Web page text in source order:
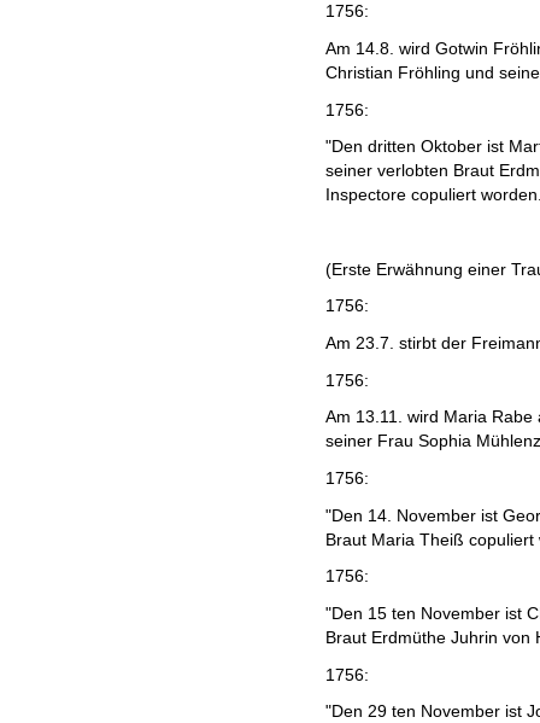
1756:
Am 14.8. wird Gotwin
Christian Fröhling und
1756:
"Den dritten Oktober ist
seiner verlobten Braut
Inspectore copuliert
(Erste Erwähnung einer
1756:
Am 23.7. stirbt der
1756:
Am 13.11. wird Maria
seiner Frau Sophia
1756:
"Den 14. November ist
Braut Maria Theiß copuliert
1756:
"Den 15 ten November ist
Braut Erdmüthe Juhrin von
1756:
"Den 29 ten November ist